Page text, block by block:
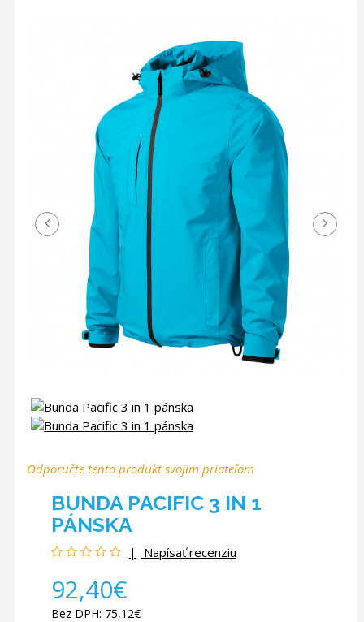
Odporučte tento produkt svojim priateľom
BUNDA PACIFIC 3 IN 1
PÁNSKA
Napísať recenziu
92,40€
Bez DPH: 75,12€